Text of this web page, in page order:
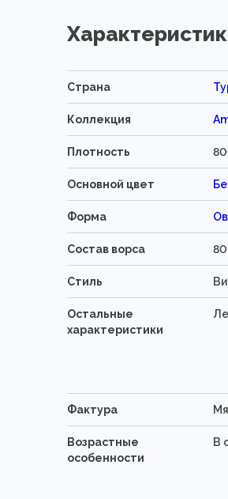
Страна
Коллекция
Плотность
Основной цвет
Форма
Состав ворса
Стиль
Остальные
характеристики
Фактура
Возрастные
особенности
В